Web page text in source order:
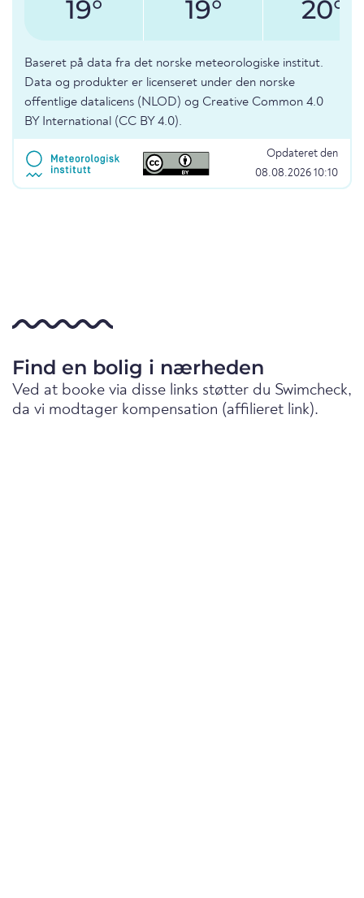
19° 19° 20°
Baseret på data fra det norske meteorologiske institut.
Data og produkter er licenseret under den norske
offentlige datalicens (NLOD) og Creative Common 4.0
BY International (CC BY 4.0).
Opdateret den
08.08.2026 10:10
Find en bolig i nærheden
Ved at booke via disse links støtter du Swimcheck,
da vi modtager kompensation (affilieret link).